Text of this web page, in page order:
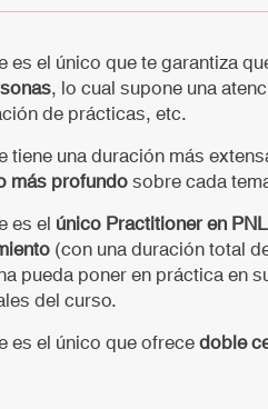
es el único que te garantiza
, lo cual supone una
de prácticas, etc.
tiene una duración más
más profundosobre cada
es elúnico Practitioner en
(con una duración total
pueda poner en práctica en
del curso.
es el único que ofrecedoble